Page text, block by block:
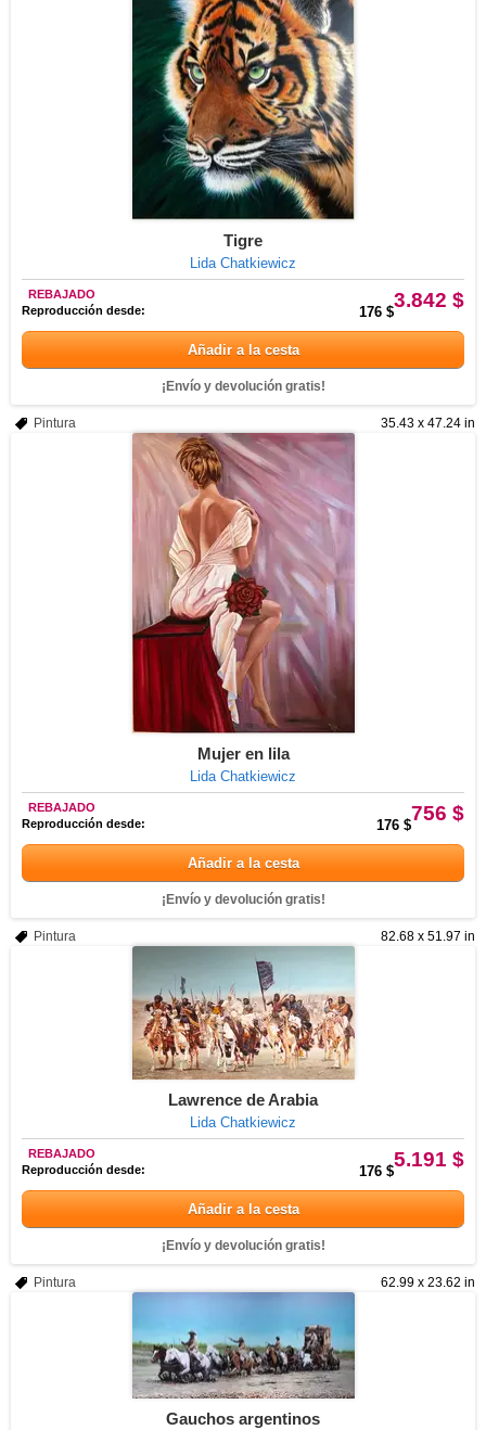
Tigre
Lida Chatkiewicz
3.842 $
REBAJADO
Reproducción desde:
176 $
Añadir a la cesta
¡Envío y devolución gratis!
35.43 x 47.24 in
Pintura
Mujer en lila
Lida Chatkiewicz
756 $
REBAJADO
Reproducción desde:
176 $
Añadir a la cesta
¡Envío y devolución gratis!
82.68 x 51.97 in
Pintura
Lawrence de Arabia
Lida Chatkiewicz
5.191 $
REBAJADO
Reproducción desde:
176 $
Añadir a la cesta
¡Envío y devolución gratis!
62.99 x 23.62 in
Pintura
Gauchos argentinos